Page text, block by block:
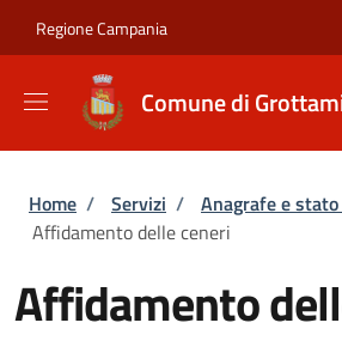
Regione Campania
Comune di
Briciole di pane
Home / Servizi / Anagrafe e
Affidamento delle ceneri
Affidamento